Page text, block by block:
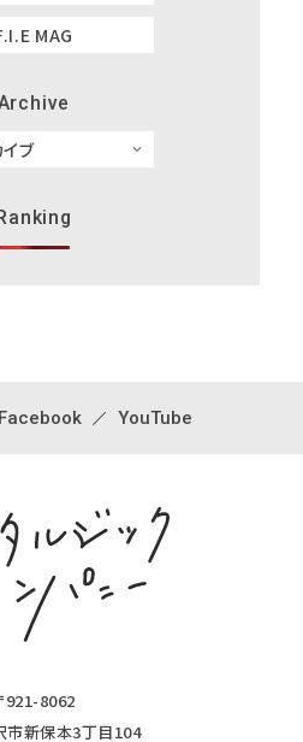
MAG
Ranking
Facebook YouTube
921-8062
市新保本3丁目104